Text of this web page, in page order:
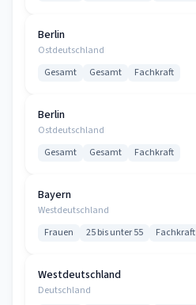
Berlin
Ostdeutschland
Gesamt Gesamt Fachkraft
Berlin
Ostdeutschland
Gesamt Gesamt Fachkraft
Bayern
Westdeutschland
Frauen 25 bis unter 55 Fachkraft
Westdeutschland
Deutschland